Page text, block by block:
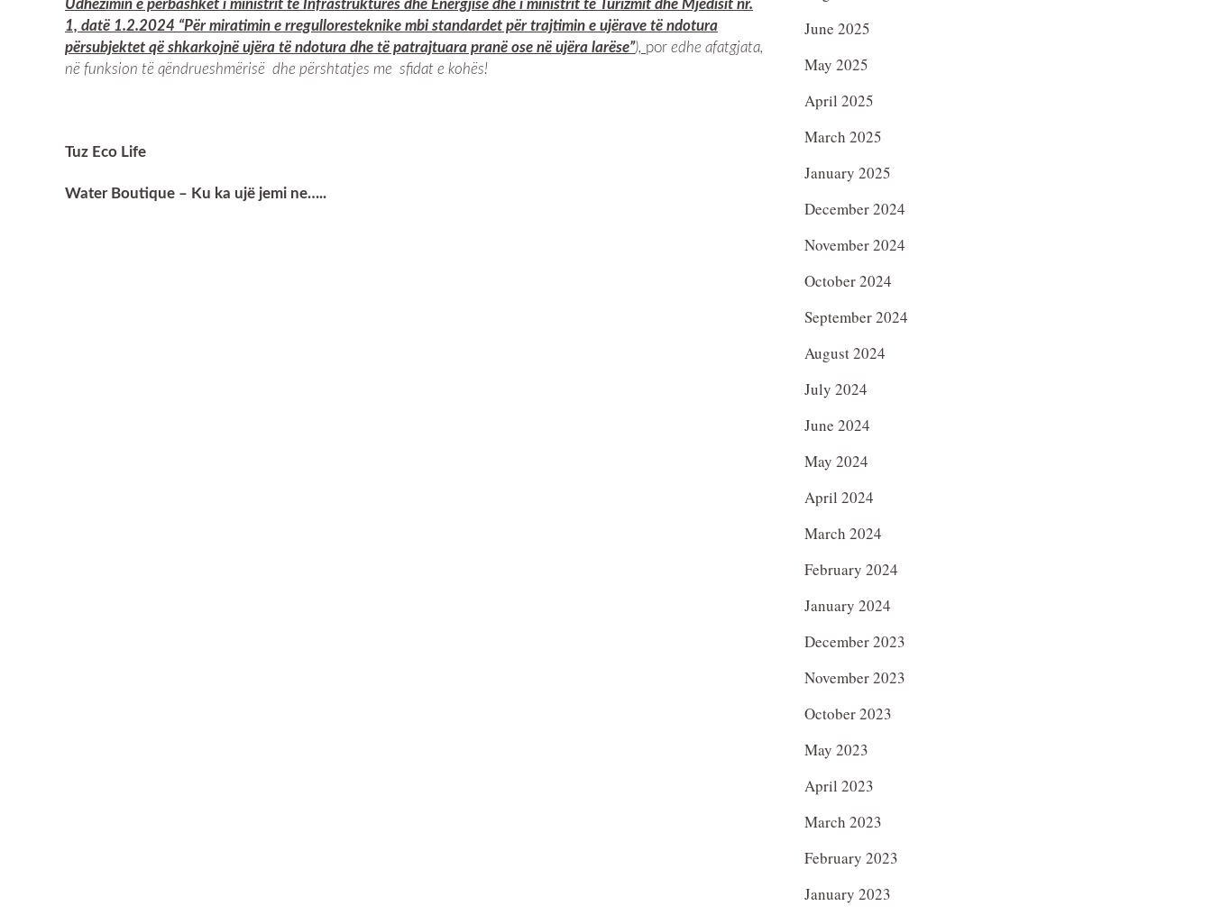
Udhëzimin e përbashkët i ministrit të Infrastrukturës dhe Energjisë dhe i ministrit të Turizmit dhe Mjedisit nr.
1, datë 1.2.2024 “Për miratimin e rregulloresteknike mbi standardet për trajtimin e ujërave të ndotura
përsubjektet që shkarkojnë ujëra të ndotura dhe të patrajtuara pranë ose në ujëra larëse”), por edhe afatgjata,
në funksion të qëndrueshmërisë dhe përshtatjes me sfidat e kohës!
Tuz Eco Life
Water Boutique – Ku ka ujë jemi ne…..
June 2025
May 2025
April 2025
March 2025
January 2025
December 2024
November 2024
October 2024
September 2024
August 2024
July 2024
June 2024
May 2024
April 2024
March 2024
February 2024
January 2024
December 2023
November 2023
October 2023
May 2023
April 2023
March 2023
February 2023
January 2023